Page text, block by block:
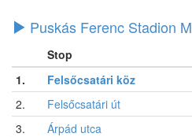
Puskás Ferenc Stadion M
Stop
1.
Felsőcsatári köz
2.
Felsőcsatári út
3.
Árpád utca